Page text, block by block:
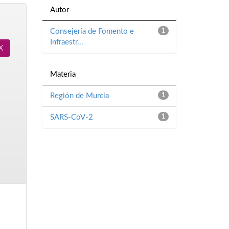
Autor
1
Consejería de Fomento e
Infraestr...
Materia
1
Región de Murcia
1
SARS-CoV-2